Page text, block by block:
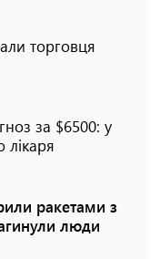
торговця
за $6500: у
ракетами з
люди